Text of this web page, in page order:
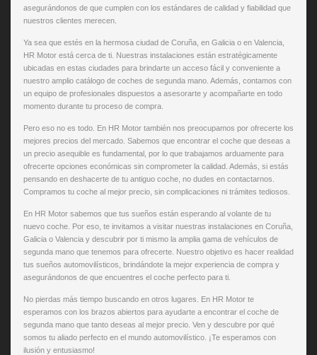
asegurándonos de que cumplen con los estándares de calidad y fiabilidad que
nuestros clientes merecen.
Ya sea que estés en la hermosa ciudad de Coruña, en Galicia o en Valencia,
HR Motor está cerca de ti. Nuestras instalaciones están estratégicamente
ubicadas en estas ciudades para brindarte un acceso fácil y conveniente a
nuestro amplio catálogo de coches de segunda mano. Además, contamos con
un equipo de profesionales dispuestos a asesorarte y acompañarte en todo
momento durante tu proceso de compra.
Pero eso no es todo. En HR Motor también nos preocupamos por ofrecerte los
mejores precios del mercado. Sabemos que encontrar el coche que deseas a
un precio asequible es fundamental, por lo que trabajamos arduamente para
ofrecerte opciones económicas sin comprometer la calidad. Además, si estás
pensando en deshacerte de tu antiguo coche, no dudes en contactarnos.
Compramos tu coche al mejor precio, sin complicaciones ni trámites tediosos.
En HR Motor sabemos que tus sueños están esperando al volante de tu
nuevo coche. Por eso, te invitamos a visitar nuestras instalaciones en Coruña,
Galicia o Valencia y descubrir por ti mismo la amplia gama de vehículos de
segunda mano que tenemos para ofrecerte. Nuestro objetivo es hacer realidad
tus sueños automovilísticos, brindándote la mejor experiencia de compra y
asegurándonos de que encuentres el coche perfecto para ti.
No pierdas más tiempo buscando en otros lugares. En HR Motor te
esperamos con los brazos abiertos para ayudarte a encontrar el coche de
segunda mano que tanto deseas al mejor precio. Ven y descubre por qué
somos tu aliado perfecto en el mundo automovilístico. ¡Te esperamos con
ilusión y entusiasmo!